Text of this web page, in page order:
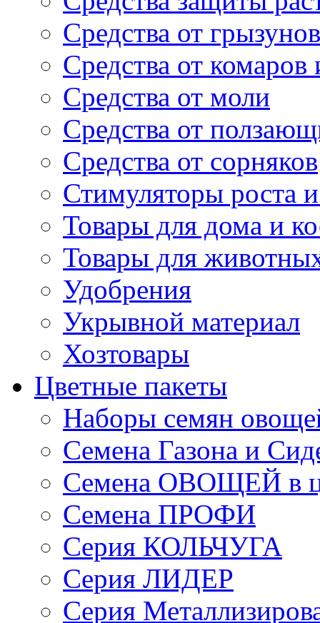
Средства от грызунов
Средства от
Средства от моли
Средства от
Средства от сорняков
Стимуляторы роста и
Товары для дома и
Товары для
Удобрения
Укрывной материал
Хозтовары
Цветные пакеты
Наборы семян
Семена Газона и
Семена ОВОЩЕЙ в
Семена ПРОФИ
Серия КОЛЬЧУГА
Серия ЛИДЕР
Серия